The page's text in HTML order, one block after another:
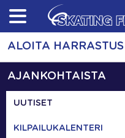
Skip
content
ALOITA HARRASTUS
AJANKOHTAISTA
UUTISET
KILPAILUKALENTERI